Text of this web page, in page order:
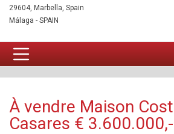
29604, Marbella, Spain
Málaga - SPAIN
À vendre Maison
Casares € 3.600.000,-